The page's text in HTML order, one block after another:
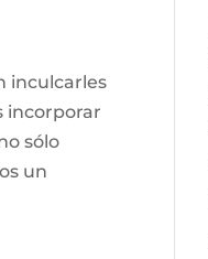
inculcarles
incorporar
sólo
un